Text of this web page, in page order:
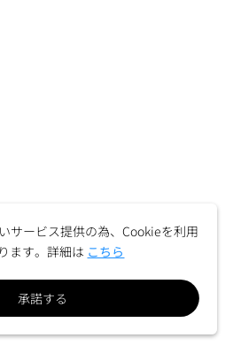
サービス提供の為、Cookieを利用
ます。詳細は こちら
承諾する